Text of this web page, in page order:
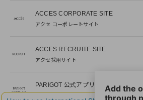
ACCES CORPORATE SITE
アクセ コーポレートサイト
ACCES RECRUITE SITE
アクセ採用サイト
PARIGOT 公式アプリ
新着情報を、プッシュ通知でいち早くお届け。